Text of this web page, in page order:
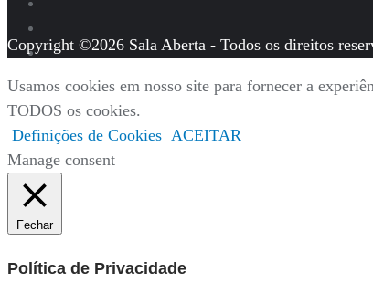
Copyright ©2026 Sala Aberta - Todos os direitos
Usamos cookies em nosso site para fornecer a
TODOS os cookies.
Definições de Cookies ACEITAR
Manage consent
Fechar
Política de Privacidade